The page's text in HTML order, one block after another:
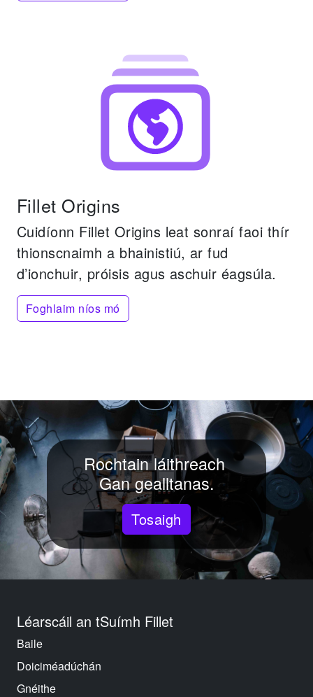
Fillet Origins
Cuidíonn Fillet Origins leat sonraí faoi thír
thionscnaimh a bhainistiú, ar fud
d’ionchuir, próisis agus aschuir éagsúla.
Foghlaim níos mó
Rochtain láithreach
Gan gealltanas.
Tosaigh
Léarscáil an tSuímh Fillet
Baile
Doiciméadúchán
Gnéithe